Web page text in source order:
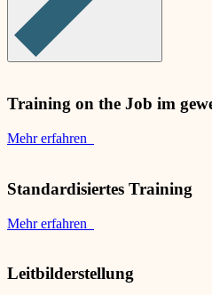
Training on the Job im
Mehr erfahren
Standardisiertes Training
Mehr erfahren
Leitbilderstellung